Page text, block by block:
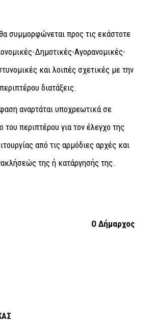
συμμορφώνεται προς τις εκάστοτε
Δημοτικές-Αγορανομικές-
και λοιπές σχετικές με την
διατάξεις.
αναρτάται υποχρεωτικά σε
του περιπτέρου για τον έλεγχο της
από τις αρμόδιες αρχές και
της ή κατάργησής της.